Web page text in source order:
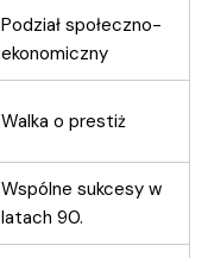
Podział społeczno-
ekonomiczny
Walka o prestiż
Wspólne sukcesy w
latach 90.